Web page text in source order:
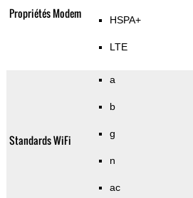
Propriétés Modem HSPA+
LTE
Standards WiFi
a
b
g
n
ac